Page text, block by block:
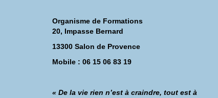
Organisme de Formations
20, Impasse Bernard
13300 Salon de Provence
Mobile : 06 15 06 83 19
« De la vie rien n’est à craindre, tout est à